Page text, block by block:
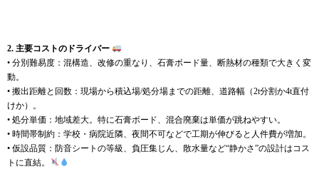
2. 主要コストのドライバー
• 分別難易度：混構造、改修の重なり、石膏ボード量、断熱材の種類で大きく変
動。
• 搬出距離と回数：現場から積込場/処分場までの距離、道路幅（2t分割か4t直付
けか）。
• 処分単価：地域差大。特に石膏ボード、混合廃棄は単価が跳ねやすい。
• 時間帯制約：学校・病院近隣、夜間不可などで工期が伸びると人件費が増加。
• 仮設品質：防音シートの等級、負圧集じん、散水量など“静かさ”の設計はコス
トに直結。